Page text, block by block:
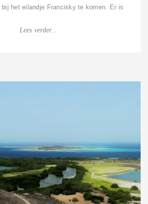
bij het eilandje Francisky te komen. Er is
Lees verder...